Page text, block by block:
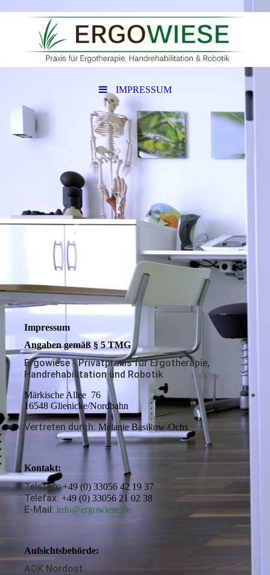
IMPRESSUM
Impressum
Angaben gemäß § 5 TMG
Ergowiese - Privatpraxis für Ergotherapie,
Handrehabilitation und Robotik
Märkische Allee 76
16548 Glienicke/Nordbahn
Vertreten durch: Melanie Basikow-Ochs
Kontakt:
Telefon:+49 (0) 33056 42 19 37
Telefax: +49 (0) 33056 21 02 38
E-Mail: info@ergowiese.de
Aufsichtsbehörde:
AOK Nordost